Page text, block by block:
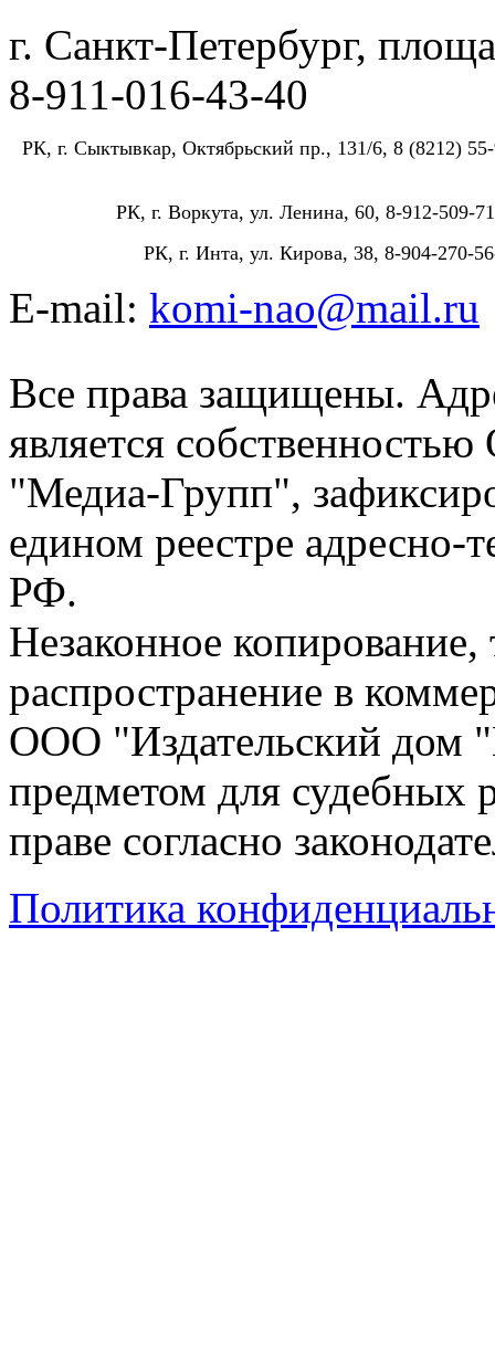
г. Санкт-Петербург,
8-911-016-43-40
РК, г. Сыктывкар, Октябрьский пр., 131/6, 8 (8212)
РК, г. Воркута, ул. Ленина, 60, 8-912-509-
РК, г. Инта, ул. Кирова, 38, 8-904-270-
E-mail: komi-nao@mail.ru
Все права защищены.
является
"Медиа-Групп",
едином реестре адресно-
РФ.
Незаконное
распространение в
ООО "Издательский дом
предметом для судебных
праве согласно
Политика